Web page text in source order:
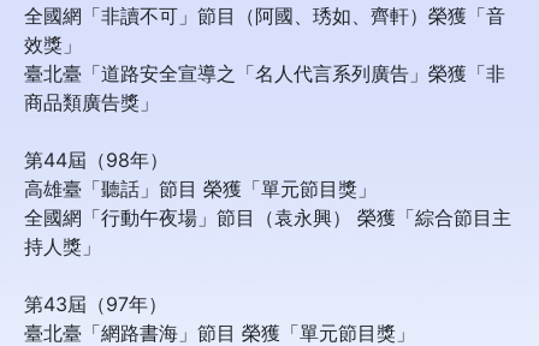
全國網「非讀不可」節目（阿國、琇如、齊軒）榮獲「音
效獎」
臺北臺「道路安全宣導之「名人代言系列廣告」榮獲「非
商品類廣告獎」
第44屆（98年）
高雄臺「聽話」節目 榮獲「單元節目獎」
全國網「行動午夜場」節目（袁永興） 榮獲「綜合節目主
持人獎」
第43屆（97年）
臺北臺「網路書海」節目 榮獲「單元節目獎」